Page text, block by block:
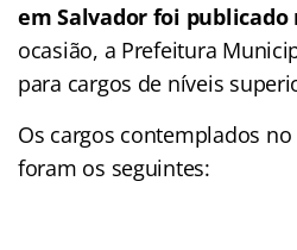
em Salvador foi publicado
ocasião, a Prefeitura
para cargos de níveis
Os cargos contemplados
foram os seguintes: